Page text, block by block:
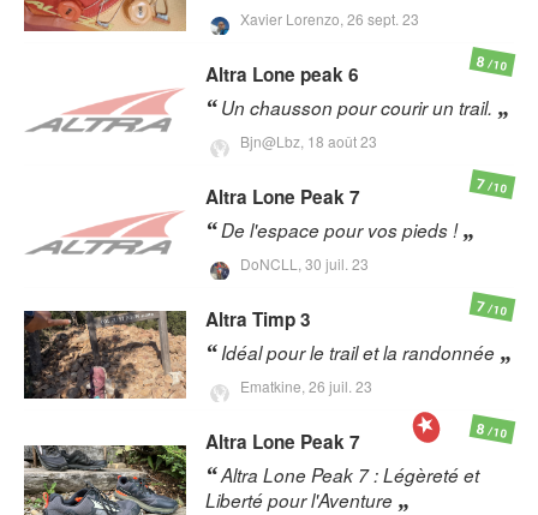
Xavier Lorenzo, 26 sept. 23
Altra Lone peak 6
Un chausson pour courir un trail.
Bjn@Lbz, 18 août 23
8/10
Altra Lone Peak 7
De l'espace pour vos pieds !
DoNCLL, 30 juil. 23
7/10
Altra Timp 3
Idéal pour le trail et la randonnée
Ematkine, 26 juil. 23
7/10
Altra Lone Peak 7
Altra Lone Peak 7 : Légèreté et
Liberté pour l'Aventure
8/10